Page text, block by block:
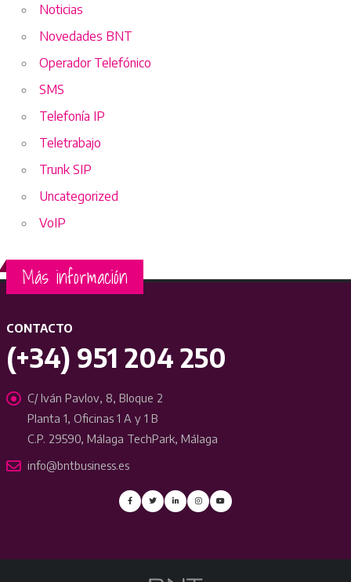
Noticias
Novedades BNT
Operador Telefónico
SMS
Telefonía IP
Teletrabajo
Trunk SIP
Uncategorized
VoIP
Más información
CONTACTO
(+34) 951 204 250
C/ Iván Pavlov, 8, Bloque 2
Planta 1, Oficinas 1 A y 1 B
C.P. 29590, Málaga TechPark, Málaga
info@bntbusiness.es